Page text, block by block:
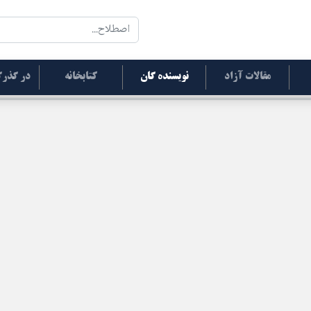
مقالات آزاد نویسنده گان کتابخانه در